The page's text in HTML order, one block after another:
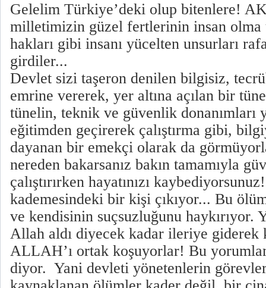
Gelelim Türkiye’deki olup bitenlere!
milletimizin güzel fertlerinin insan olma
hakları gibi insanı yücelten unsurları
girdiler...
Devlet sizi taşeron denilen bilgisiz,
emrine vererek, yer altına açılan bir
tünelin, teknik ve güvenlik donanımları
eğitimden geçirerek çalıştırma gibi,
dayanan bir emekçi olarak da
nereden bakarsanız bakın tamamıyla
çalıştırırken hayatınızı
kademesindeki bir kişi çıkıyor... Bu
ve kendisinin suçsuzluğunu haykırıyor.
Allah aldı diyecek kadar ileriye giderek
ALLAH’ı ortak koşuyorlar! Bu
diyor. Yani devleti yönetenlerin